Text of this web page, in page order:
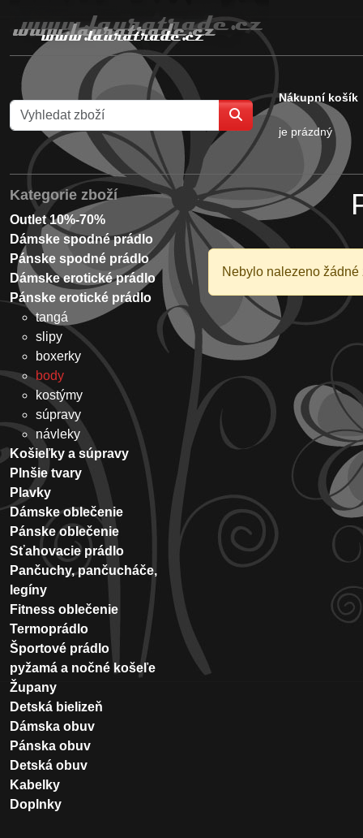
Nákupní košík
je prázdný
Nebylo nalezeno žádné
Kategorie zboží
Outlet 10%-70%
Dámske spodné prádlo
Pánske spodné prádlo
Dámske erotické prádlo
Pánske erotické prádlo
tangá
slipy
boxerky
body
kostýmy
súpravy
návleky
Košieľky a súpravy
Plnšie tvary
Plavky
Dámske oblečenie
Pánske oblečenie
Sťahovacie prádlo
Pančuchy, pančucháče,
legíny
Fitness oblečenie
Termoprádlo
Športové prádlo
pyžamá a nočné košeľe
Župany
Detská bielizeň
Dámska obuv
Pánska obuv
Detská obuv
Kabelky
Doplnky